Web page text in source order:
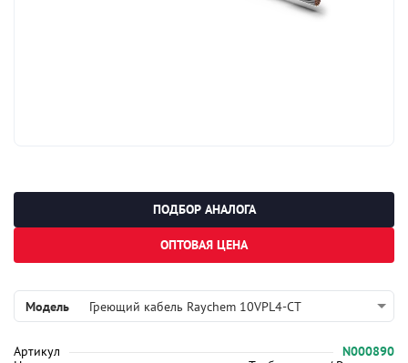
Модель Греющий кабель Raychem 10VPL4-CT
Артикул
N000890
ПОДБОР АНАЛОГА
ОПТОВАЯ ЦЕНА